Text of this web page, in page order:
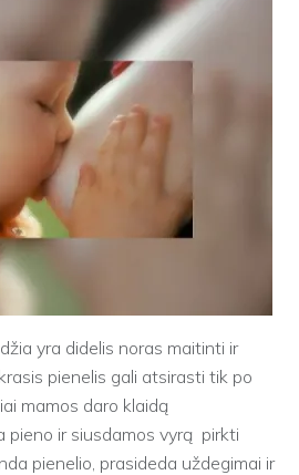
yra didelis noras maitinti ir
pienelis gali atsirasti tik po
mamos daro klaidą
pieno ir siusdamos vyrą pirkti
pienelio, prasideda uždegimai ir